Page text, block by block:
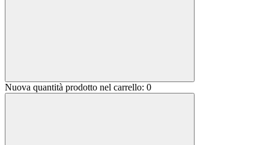
Nuova quantità prodotto nel carrello: 0